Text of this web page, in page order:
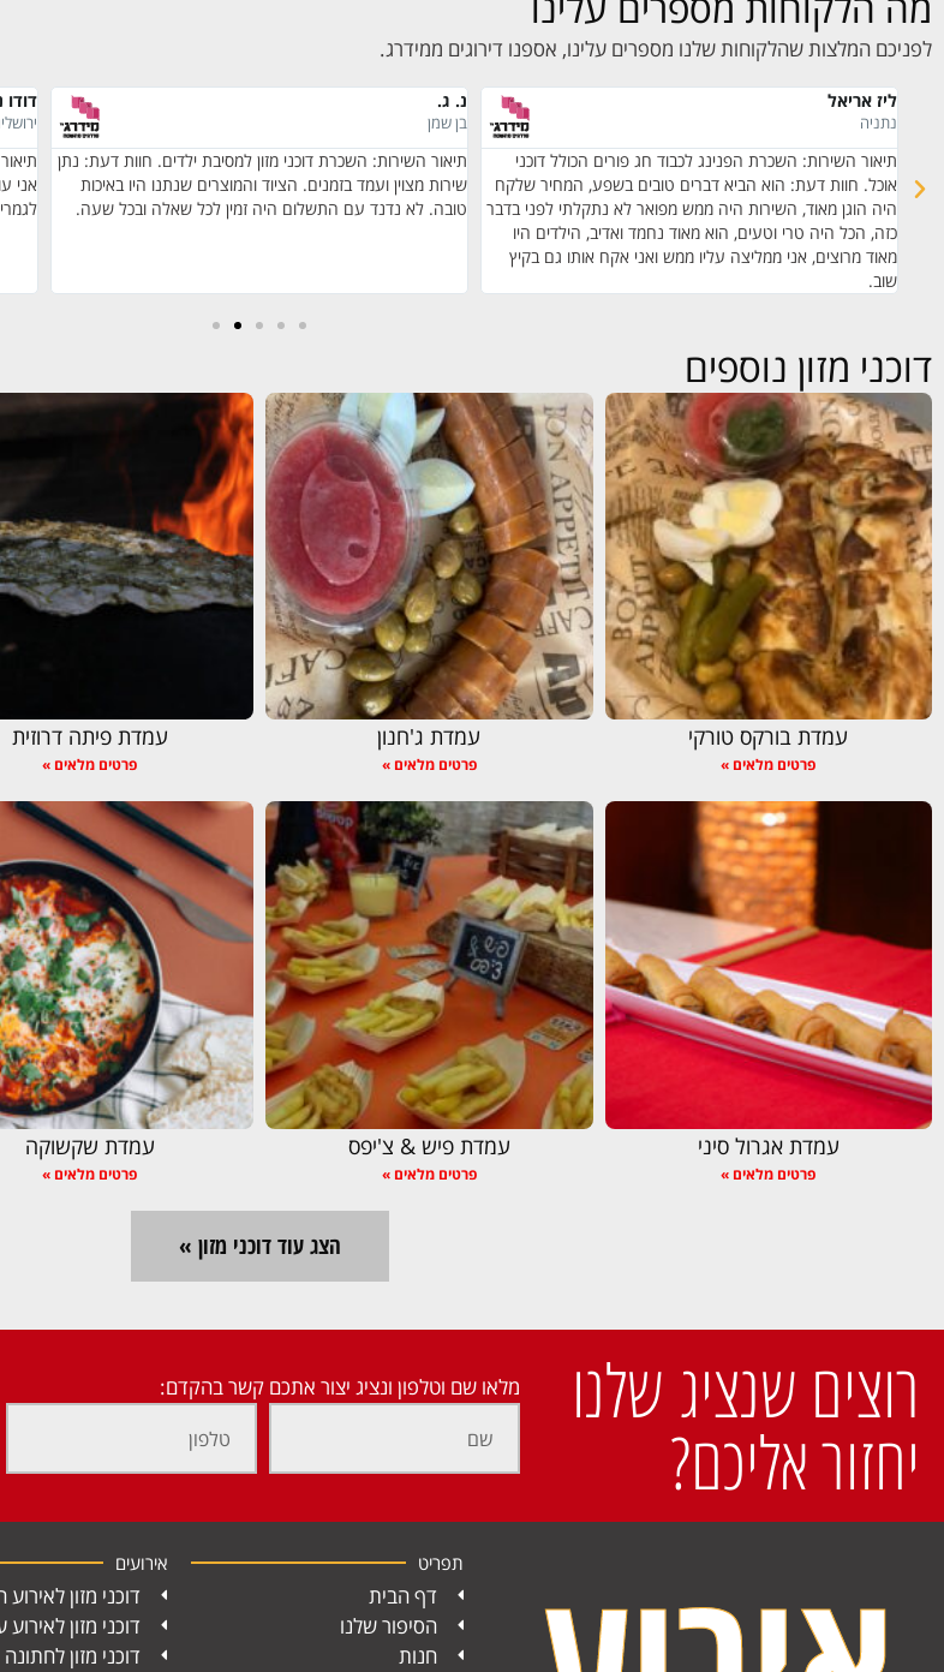
לפניכם המלצות שהלקוחות שלנו מספרים עלינו, אספנו דירוגים ממידרג.
ליז אריאל
נתניה
תיאור השירות: השכרת הפנינג לכבוד חג פורים הכולל דוכני
אוכל. חוות דעת: הוא הביא דברים טובים בשפע, המחיר שלקח
היה הוגן מאוד, השירות היה ממש מפואר לא נתקלתי לפני בדבר
כזה, הכל היה טרי וטעים, הוא מאוד נחמד ואדיב, הילדים היו
מאוד מרוצים, אני ממליצה עליו ממש ואני אקח אותו גם בקיץ
שוב.
נ. ג.
בן שמן
תיאור השירות: השכרת דוכני מזון למסיבת ילדים. חוות דעת: נתן
שירות מצוין ועמד בזמנים. הציוד והמוצרים שנתנו היו באיכות
טובה. לא נדנד עם התשלום היה זמין לכל שאלה ובכל שעה.
דודו
דוכני מזון נוספים
עמדת בורקס טורקי
פרטים מלאים »
עמדת ג'חנון
פרטים מלאים »
עמדת פיתה דרוזית
פרטים מלאים »
עמדת אגרול סיני
פרטים מלאים »
עמדת פיש & צ'יפס
פרטים מלאים »
עמדת שקשוקה
פרטים מלאים »
הצג עוד דוכני מזון »
רוצים שנציג שלנו
יחזור אליכם?
מלאו שם וטלפון ונציג יצור אתכם קשר בהקדם:
תפריט
דף הבית
הסיפור שלנו
חנות
אירועים
דוכני מזון לאירוע
דוכני מזון לאירוע
דוכני מזון לחתונה